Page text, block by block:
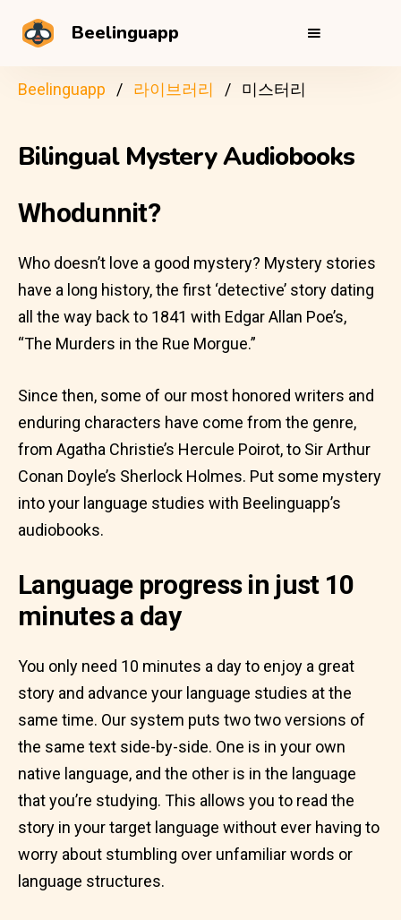
Beelinguapp
Beelinguapp 라이브러리 미스터리
Bilingual Mystery Audiobooks
Whodunnit?
Who doesn’t love a good mystery? Mystery stories
have a long history, the first ‘detective’ story dating
all the way back to 1841 with Edgar Allan Poe’s,
“The Murders in the Rue Morgue.”
Since then, some of our most honored writers and
enduring characters have come from the genre,
from Agatha Christie’s Hercule Poirot, to Sir Arthur
Conan Doyle’s Sherlock Holmes. Put some mystery
into your language studies with Beelinguapp’s
audiobooks.
Language progress in just 10
minutes a day
You only need 10 minutes a day to enjoy a great
story and advance your language studies at the
same time. Our system puts two two versions of
the same text side-by-side. One is in your own
native language, and the other is in the language
that you’re studying. This allows you to read the
story in your target language without ever having to
worry about stumbling over unfamiliar words or
language structures.